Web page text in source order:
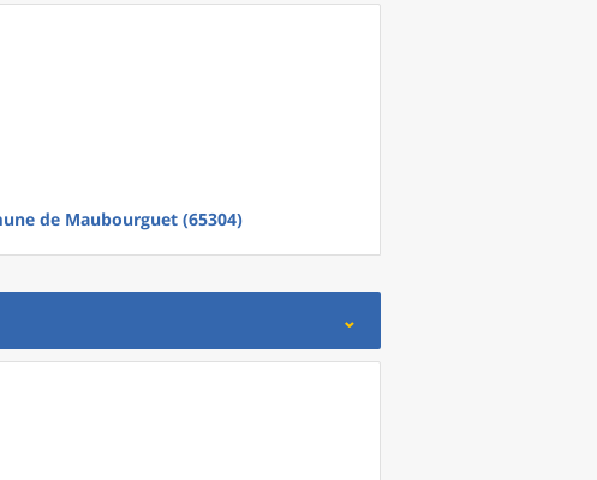
de Maubourguet (65304)